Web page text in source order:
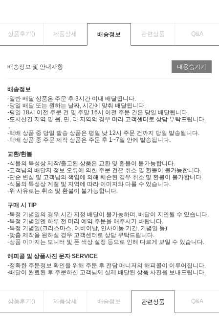
상품후기() 제품상세 배송정보 관련상품 Q&A
배송정보 및 안내사항 내용숨기기
배송정보
-일반 배달 상품은 주문 후 3시간 이내 배달됩니다.
-당일 배달 또는 원하는 날짜, 시간에 맞춰 배달됩니다.
-평일 18시 이전 주문 건 및 주말 16시 이전 주문 건은 당일 배달됩니다.
-도서산간 지역 및 읍, 면, 리 지역의 경우 미리 고객센터로 상담 부탁드립니다.
-택배 상품 중 당일 발송 상품은 평일 낮 12시 주문 건까지 당일 발송됩니다.
-택배 상품 중 주문 제작 상품은 주문 후 1~7일 안에 발송됩니다.
교환/환불
-식물의 특성상 제작/출고된 상품은 교환 및 환불이 불가능합니다.
-고객님의 배달지 정보 오류에 의한 주문 건은 취소 및 환불이 불가능합니다.
-단순 변심 및 고객님의 책임에 의해 훼손된 경우 취소 및 환불이 불가합니다.
-식물의 특성상 계절 및 지역에 따라 이미지와 다를 수 있습니다.
-위 사유로는 취소 및 환불이 불가능합니다.
구매 시 TIP
-특정 기념일의 경우 시간 지정 배달이 불가능하며, 배달이 지연될 수 있습니다.
-특정 기념일엔 하루 전 미리 예약 주문을 해주시기 바랍니다.
-특정 기념일(크리스마스, 어버이날, 인사이동 기간, 기념일 등)
-맞춤 제작을 원하실 경우 고객센터로 상담 부탁드립니다.
-상품 이미지는 모니터 및 폰 색상 설정 등으로 인해 다르게 보일 수 있습니다.
해피콜 및 상품사진 문자 SERVICE
-정확한 주문정보 확인을 위해 주문 후 전담 매니저의 해피콜이 이루어집니다.
-배달이 완료된 후 주문하신 고객님께 실제 배달된 상품 사진을 보내드립니다.
상품후기() 제품상세 배송정보 관련상품 Q&A